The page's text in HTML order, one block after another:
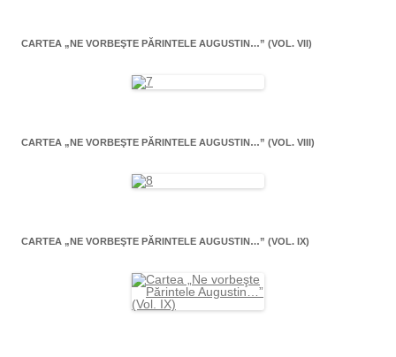
CARTEA „NE VORBEŞTE PĂRINTELE AUGUSTIN…” (VOL. VII)
CARTEA „NE VORBEŞTE PĂRINTELE AUGUSTIN…” (VOL. VIII)
CARTEA „NE VORBEŞTE PĂRINTELE AUGUSTIN…” (VOL. IX)